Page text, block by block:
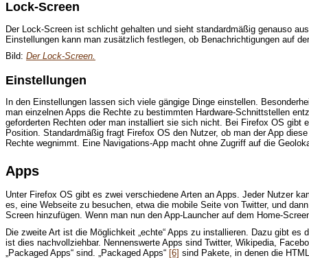
Lock-Screen
Der Lock-Screen ist schlicht gehalten und sieht standardmäßig genauso
Einstellungen kann man zusätzlich festlegen, ob Benachrichtigungen auf
Bild: Der Lock-Screen.
Einstellungen
In den Einstellungen lassen sich viele gängige Dinge einstellen.
man einzelnen Apps die Rechte zu bestimmten Hardware-Schnittstellen
geforderten Rechten oder man installiert sie sich nicht. Bei Firefox OS gibt
Position. Standardmäßig fragt Firefox OS den Nutzer, ob man der App
Rechte wegnimmt. Eine Navigations-App macht ohne Zugriff auf die
Apps
Unter Firefox OS gibt es zwei verschiedene Arten an Apps. Jeder Nutzer
es, eine Webseite zu besuchen, etwa die mobile Seite von Twitter, und
Screen hinzufügen. Wenn man nun den App-Launcher auf dem Home-
Die zweite Art ist die Möglichkeit „echte“ Apps zu installieren. Dazu gibt
ist dies nachvollziehbar. Nennenswerte Apps sind Twitter, Wikipedia,
„Packaged Apps“ sind. „Packaged Apps“ [6] sind Pakete, in denen die